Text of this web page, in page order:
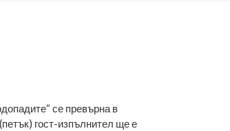
се превърна в
гост-изпълнител ще е